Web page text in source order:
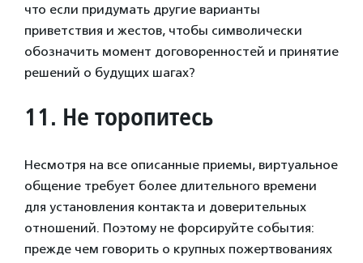
что если придумать другие варианты
приветствия и жестов, чтобы символически
обозначить момент договоренностей и принятие
решений о будущих шагах?
11. Не торопитесь
Несмотря на все описанные приемы, виртуальное
общение требует более длительного времени
для установления контакта и доверительных
отношений. Поэтому не форсируйте события:
прежде чем говорить о крупных пожертвованиях